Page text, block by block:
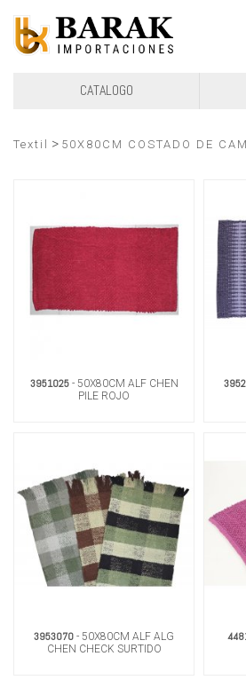
CATALOGO
Textil > 50X80CM COSTADO DE
3951025- 50X80CM ALF CHEN
PILE ROJO
3953070 - 50X80CM ALF ALG
CHEN CHECK SURTIDO